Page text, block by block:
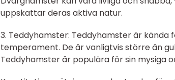
uppskattar deras aktiva natur.
3. Teddyhamster: Teddyhamster är kända
temperament. De är vanligtvis större än
Teddyhamster är populära för sin mysiga